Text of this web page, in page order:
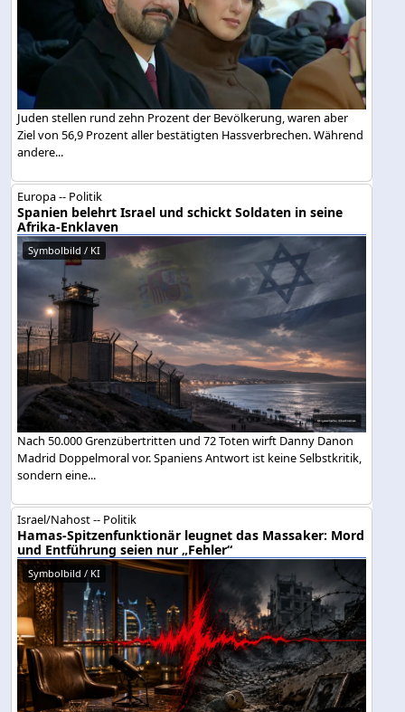
Juden stellen rund zehn Prozent der Bevölkerung, waren aber
Ziel von 56,9 Prozent aller bestätigten Hassverbrechen. Während
andere...
Europa -- Politik
Spanien belehrt Israel und schickt Soldaten in seine
Afrika-Enklaven
Symbolbild / KI
Nach 50.000 Grenzübertritten und 72 Toten wirft Danny Danon
Madrid Doppelmoral vor. Spaniens Antwort ist keine Selbstkritik,
sondern eine...
Israel/Nahost -- Politik
Hamas-Spitzenfunktionär leugnet das Massaker: Mord
und Entführung seien nur „Fehler“
Symbolbild / KI